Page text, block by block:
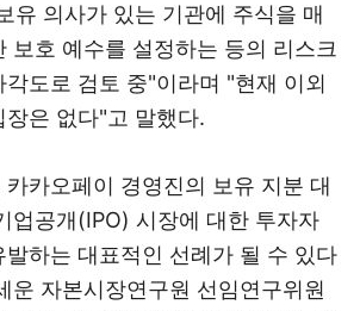
유 의사가 있는 기관에 주식을 매
보호 예수를 설정하는 등의 리스크
도로 검토 중"이라며 "현재 이외
은 없다"고 말했다.
카오페이 경영진의 보유 지분 대
업공개(IPO) 시장에 대한 투자자
발하는 대표적인 선례가 될 수 있다
운 자본시장연구원 선임연구위원